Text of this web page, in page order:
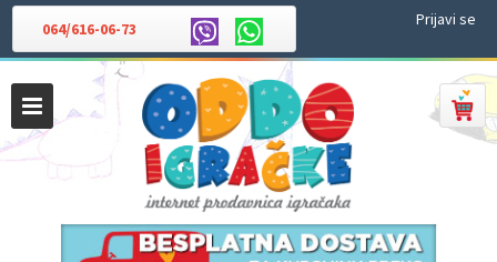
064/616-06-73 Prijavi se